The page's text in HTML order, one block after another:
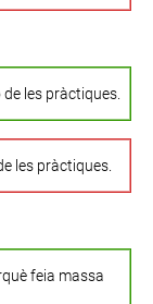
les pràctiques.
les pràctiques.
feia massa